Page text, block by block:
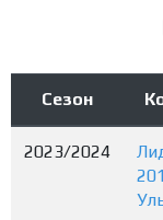
Сезон
2023/2024